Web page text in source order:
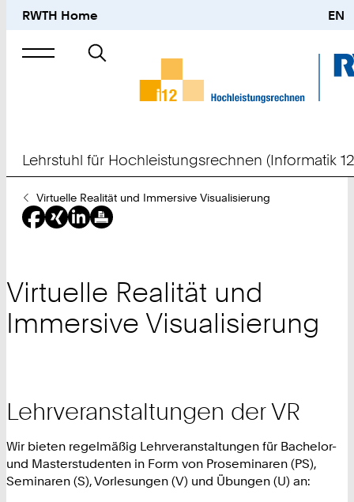
RWTH Home EN
Suche
nach
Lehrstuhl für Hochleistungsrechnen (Informatik
Sie
sind
hier:
Virtuelle Realität und Immersive Visualisierung
Virtuelle Realität und
Immersive Visualisierung
Lehrveranstaltungen der VR
Wir bieten regelmäßig Lehrveranstaltungen für Bachelor-
und Masterstudenten in Form von Proseminaren (PS),
Seminaren (S), Vorlesungen (V) und Übungen (U) an: